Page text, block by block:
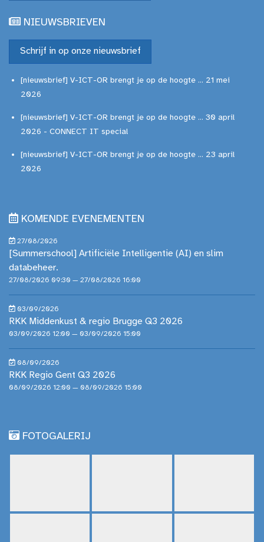
NIEUWSBRIEVEN
Schrijf in op onze nieuwsbrief
[nieuwsbrief] V-ICT-OR brengt je op de hoogte ... 21 mei
2026
[nieuwsbrief] V-ICT-OR brengt je op de hoogte ... 30 april
2026 - CONNECT IT special
[nieuwsbrief] V-ICT-OR brengt je op de hoogte ... 23 april
2026
KOMENDE EVENEMENTEN
27/08/2026
[Summerschool] Artificiële Intelligentie (AI) en slim
databeheer.
27/08/2026 09:30 — 27/08/2026 16:00
03/09/2026
RKK Middenkust & regio Brugge Q3 2026
03/09/2026 12:00 — 03/09/2026 15:00
08/09/2026
RKK Regio Gent Q3 2026
08/09/2026 12:00 — 08/09/2026 15:00
FOTOGALERIJ